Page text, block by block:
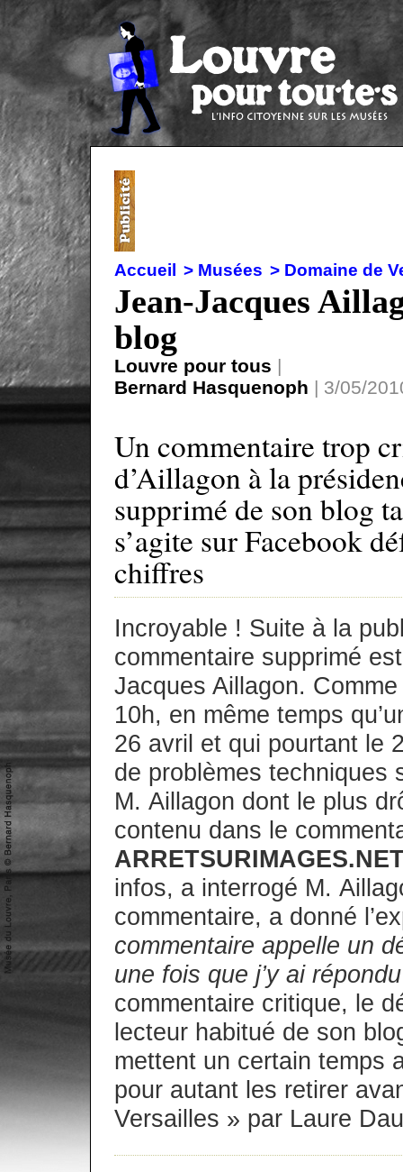
Accueil > Musées > Domaine de
Jean-Jacques
blog
Louvre pour tous |
Bernard Hasquenoph | 3/05/
Un commentaire trop
d’Aillagon à la
supprimé de son blog
s’agite sur Facebook
chiffres
Incroyable ! Suite à la
commentaire supprimé
Jacques Aillagon.
10h, en même temps
26 avril et qui pourtant le
de problèmes techniques
M. Aillagon dont le plus
contenu dans le
infos, a interrogé M.
commentaire, a donné
commentaire appelle un
une fois que j’y ai répondu
commentaire critique, le
lecteur habitué de son
mettent un certain temps
pour autant les retirer
Versailles » par Laure